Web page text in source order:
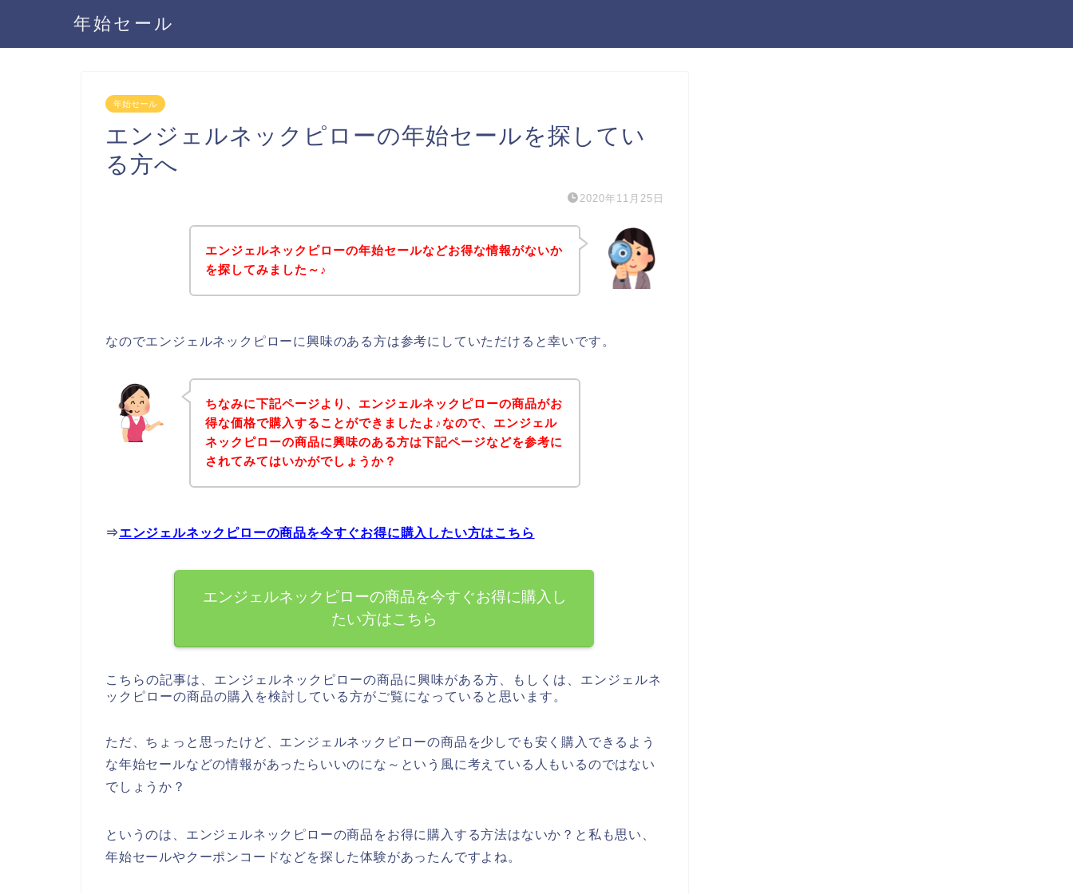
年始セール
年始セール
エンジェルネックピローの年始セールを探してい
る方へ
2020年11月25日
エンジェルネックピローの年始セールなどお得な情報がないか
を探してみました～♪
なのでエンジェルネックピローに興味のある方は参考にしていただけると幸いです。
ちなみに下記ページより、エンジェルネックピローの商品がお
得な価格で購入することができましたよ♪なので、エンジェル
ネックピローの商品に興味のある方は下記ページなどを参考に
されてみてはいかがでしょうか？
⇒エンジェルネックピローの商品を今すぐお得に購入したい方はこちら
エンジェルネックピローの商品を今すぐお得に購入し
たい方はこちら
こちらの記事は、エンジェルネックピローの商品に興味がある方、もしくは、エンジェルネ
ックピローの商品の購入を検討している方がご覧になっていると思います。
ただ、ちょっと思ったけど、エンジェルネックピローの商品を少しでも安く購入できるよう
な年始セールなどの情報があったらいいのにな～という風に考えている人もいるのではない
でしょうか？
というのは、エンジェルネックピローの商品をお得に購入する方法はないか？と私も思い、
年始セールやクーポンコードなどを探した体験があったんですよね。